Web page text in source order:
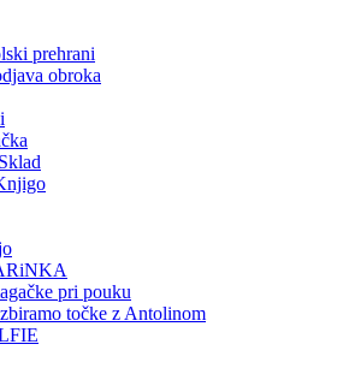
prehrani
obroka
pri pouku
točke z Antolinom